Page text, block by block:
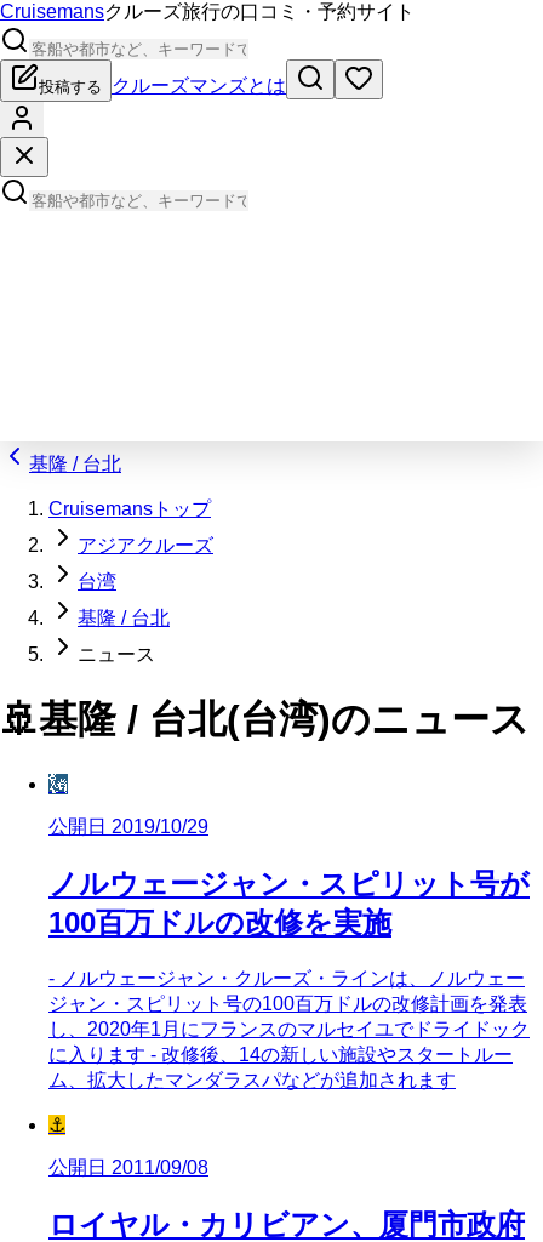
Cruisemansクルーズ旅行の口コミ・予約サイト
投稿する クルーズマンズとは
基隆 / 台北
Cruisemansトップ
アジアクルーズ
台湾
基隆 / 台北
ニュース
🚢基隆 / 台北(台湾)のニュース
🗽
公開日 2019/10/29
ノルウェージャン・スピリット号が
100百万ドルの改修を実施
- ノルウェージャン・クルーズ・ラインは、ノルウェー
ジャン・スピリット号の100百万ドルの改修計画を発表
し、2020年1月にフランスのマルセイユでドライドック
に入ります - 改修後、14の新しい施設やスタートルー
ム、拡大したマンダラスパなどが追加されます
⚓
公開日 2011/09/08
ロイヤル・カリビアン、厦門市政府